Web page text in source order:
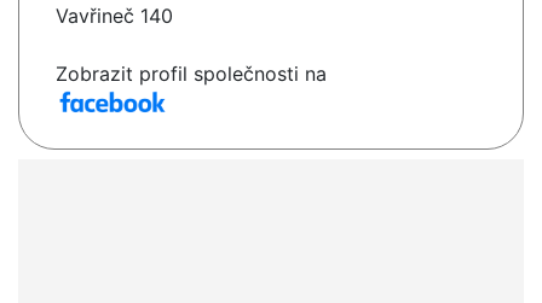
Vavřineč 140
Zobrazit profil společnosti na